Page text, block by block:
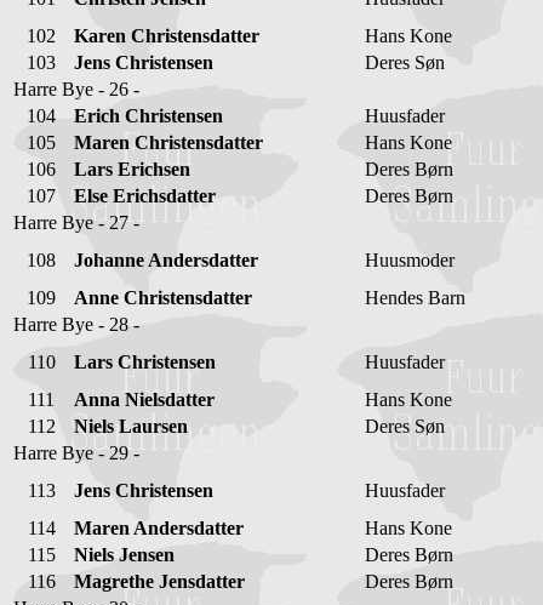
102
Karen Christensdatter
Hans Kone
103
Jens Christensen
Deres Søn
Harre Bye - 26 -
104
Erich Christensen
Huusfader
105
Maren Christensdatter
Hans Kone
106
Lars Erichsen
Deres Børn
107
Else Erichsdatter
Deres Børn
Harre Bye - 27 -
108
Johanne Andersdatter
Huusmoder
109
Anne Christensdatter
Hendes Barn
Harre Bye - 28 -
110
Lars Christensen
Huusfader
111
Anna Nielsdatter
Hans Kone
112
Niels Laursen
Deres Søn
Harre Bye - 29 -
113
Jens Christensen
Huusfader
114
Maren Andersdatter
Hans Kone
115
Niels Jensen
Deres Børn
116
Magrethe Jensdatter
Deres Børn